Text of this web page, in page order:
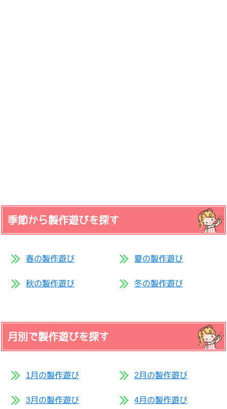
季節から製作遊びを探す
春の製作遊び 夏の製作遊び
秋の製作遊び 冬の製作遊び
月別で製作遊びを探す
1月の製作遊び 2月の製作遊び
3月の製作遊び 4月の製作遊び